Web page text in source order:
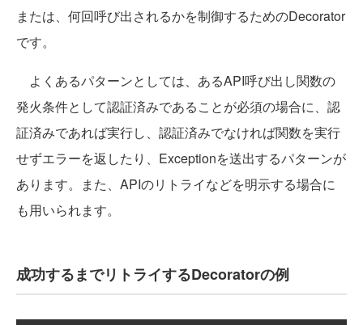
または、何回呼び出されるかを制御するためのDecorator
です。
よくあるパターンとしては、あるAPI呼び出し関数の
発火条件として認証済みであることが必須の場合に、認
証済みであれば実行し、認証済みでなければ関数を実行
せずエラーを返したり、Exceptionを送出するパターンが
あります。また、APIのリトライなどを明示する場合に
も用いられます。
成功するまでリトライするDecoratorの例